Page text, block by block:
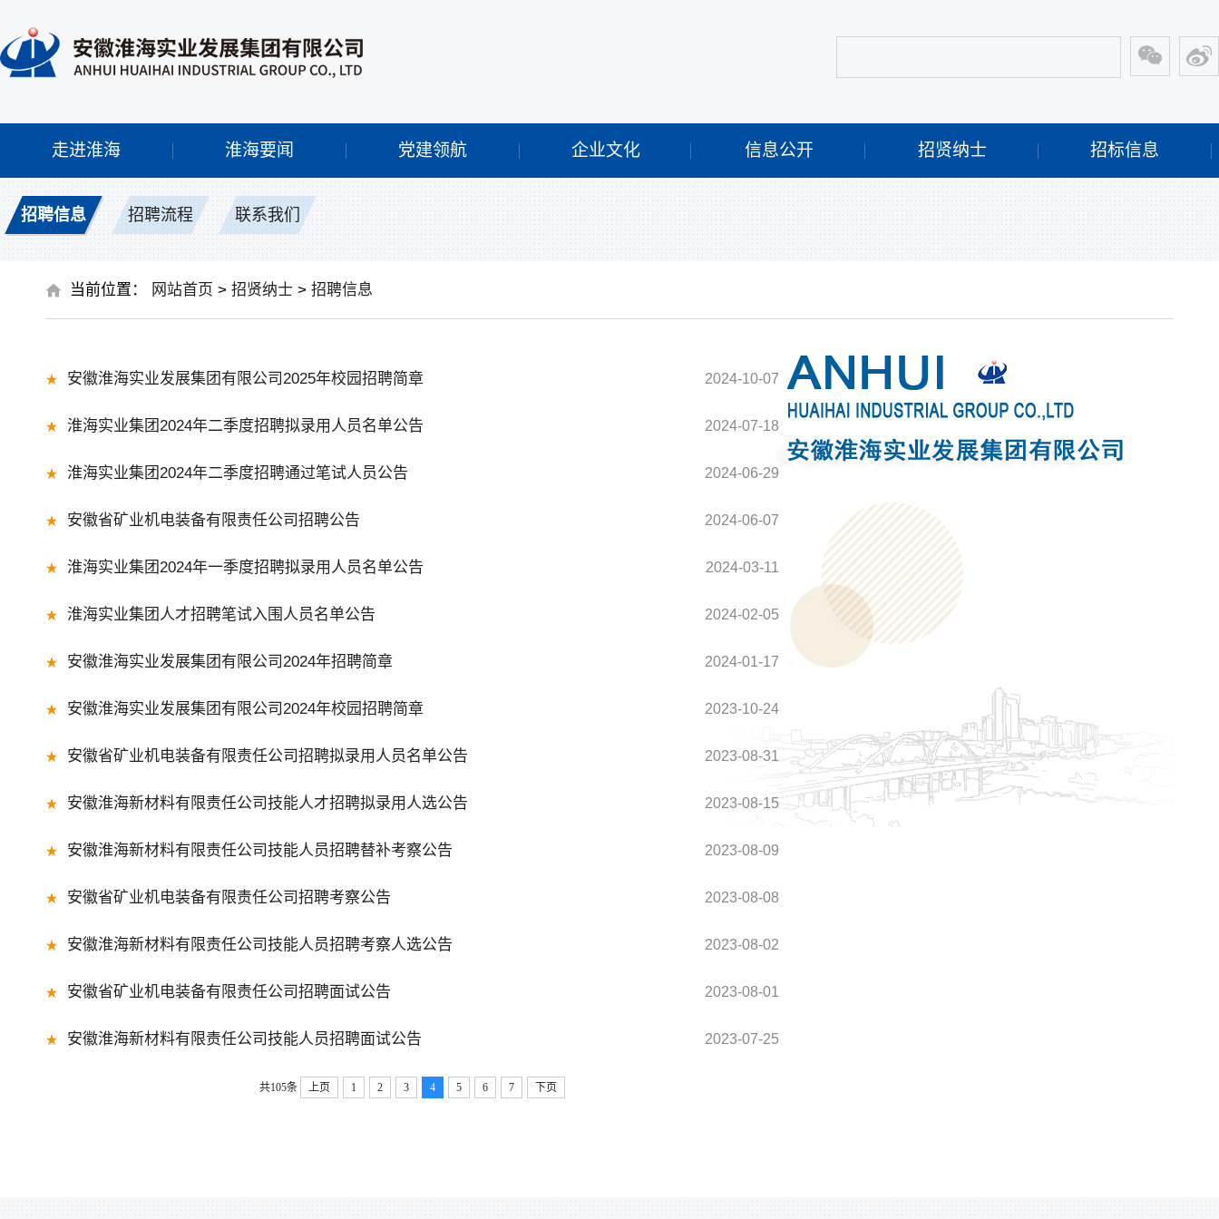
走进淮海 淮海要闻 党建领航 企业文化 信息公开 招贤纳士 招标信息
招聘信息 招聘流程 联系我们
当前位置： 网站首页 > 招贤纳士 > 招聘信息
2024-10-07
安徽淮海实业发展集团有限公司2025年校园招聘简章
2024-07-18
淮海实业集团2024年二季度招聘拟录用人员名单公告
2024-06-29
淮海实业集团2024年二季度招聘通过笔试人员公告
2024-06-07
安徽省矿业机电装备有限责任公司招聘公告
2024-03-11
淮海实业集团2024年一季度招聘拟录用人员名单公告
2024-02-05
淮海实业集团人才招聘笔试入围人员名单公告
2024-01-17
安徽淮海实业发展集团有限公司2024年招聘简章
2023-10-24
安徽淮海实业发展集团有限公司2024年校园招聘简章
2023-08-31
安徽省矿业机电装备有限责任公司招聘拟录用人员名单公告
2023-08-15
安徽淮海新材料有限责任公司技能人才招聘拟录用人选公告
2023-08-09
安徽淮海新材料有限责任公司技能人员招聘替补考察公告
2023-08-08
安徽省矿业机电装备有限责任公司招聘考察公告
2023-08-02
安徽淮海新材料有限责任公司技能人员招聘考察人选公告
2023-08-01
安徽省矿业机电装备有限责任公司招聘面试公告
2023-07-25
安徽淮海新材料有限责任公司技能人员招聘面试公告
共105条 上页 1 2 3 4 5 6 7 下页